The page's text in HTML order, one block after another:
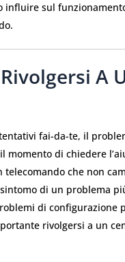
influire sul
A
fai-da-te, il
momento di chiedere
telecomando che non
di un problema
di configurazione
rivolgersi a un